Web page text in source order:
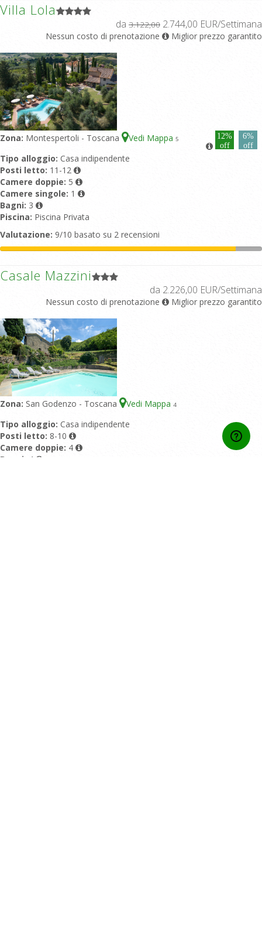
Villa Lola
da 3.122,00 2.744,00 EUR/Settimana
Nessun costo di prenotazione Miglior prezzo garantito
Zona: Montespertoli - Toscana Vedi Mappa 5
12%
off
6%
off
Tipo alloggio: Casa indipendente
Posti letto: 11-12
Camere doppie: 5
Camere singole: 1
Bagni: 3
Piscina: Piscina Privata
Valutazione: 9/10 basato su 2 recensioni
Casale Mazzini
da 2.226,00 EUR/Settimana
Nessun costo di prenotazione Miglior prezzo garantito
Zona: San Godenzo - Toscana Vedi Mappa 4
Tipo alloggio: Casa indipendente
Posti letto: 8-10
Camere doppie: 4
Bagni:
4